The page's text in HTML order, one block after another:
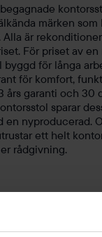
märken som
Alla är
För priset av
för långa
för komfort,
års garanti och 30
sparar
en nyproducerad.
ett helt
rådgivning.